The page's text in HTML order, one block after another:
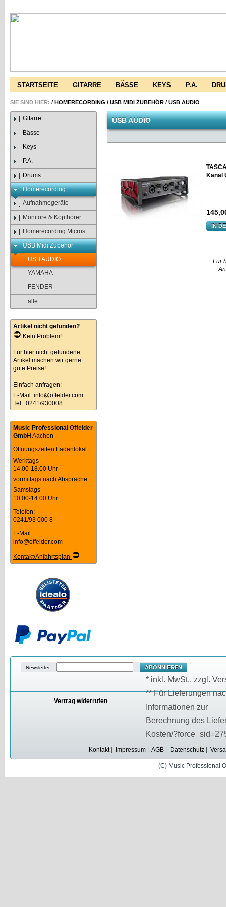
STARTSEITE GITARRE BÄSSE KEYS P.A.
SIE SIND HIER: / HOMERECORDING / USB MIDI ZUBEHÖR / USB AUDIO
Gitarre
Bässe
Keys
P.A.
Drums
Homerecording
Aufnahmegeräte
Monitore & Kopfhörer
Homerecording Micros
USB Midi Zubehör
USB AUDIO
YAMAHA
FENDER
alle
Artikel nicht gefunden?
Kein Problem!
Für hier nicht gefundene
Artikel machen wir gerne
gute Preise!
Einfach anfragen:
E-Mail: info@offelder.com
Tel.: 0241/930008
Music Professional Offelder
GmbH Aachen
Öffnungszeiten Ladenlokal:
Werktags
14.00-18.00 Uhr
vormittags nach Absprache
Samstags
10.00-14.00 Uhr
Telefon:
0241/93 000 8
E-Mail:
info@offelder.com
Kontakt/Anfahrtsplan
USB AUDIO
Kanal
IN
Für
Newsletter ABONNIEREN
* inkl. MwSt., zzgl.
** Für Lieferungen
Informationen zur
Berechnung des
Kosten/
Kontakt| Impressum | AGB | Datenschutz |
Vertrag widerrufen
(C) Music Professional